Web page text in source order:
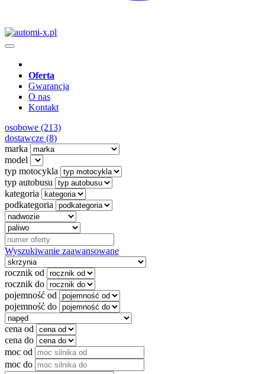
Oferta
Gwarancja
O nas
Kontakt
osobowe (213)
dostawcze (8)
marka
model
typ motocykla
typ autobusu
kategoria
podkategoria
Wyszukiwanie zaawansowane
rocznik od
rocznik do
pojemność od
pojemność do
cena od
cena do
moc od
moc do